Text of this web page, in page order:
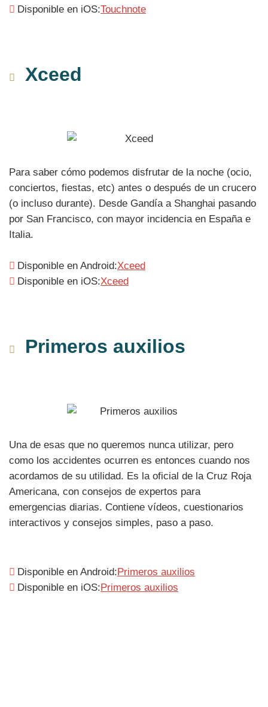
Disponible en iOS:Touchnote
Xceed
Para saber cómo podemos disfrutar de la noche (ocio,
conciertos, fiestas, etc) antes o después de un crucero
(o incluso durante). Desde Gandía a Shanghai pasando
por San Francisco, con mayor incidencia en España e
Italia.
Disponible en Android:Xceed
Disponible en iOS:Xceed
Primeros auxilios
Una de esas que no queremos nunca utilizar, pero
como los accidentes ocurren es entonces cuando nos
acordamos de su utilidad. Es la oficial de la Cruz Roja
Americana, con consejos de expertos para
emergencias diarias. Contiene vídeos, cuestionarios
interactivos y consejos simples, paso a paso.
Disponible en Android:Primeros auxilios
Disponible en iOS:Primeros auxilios